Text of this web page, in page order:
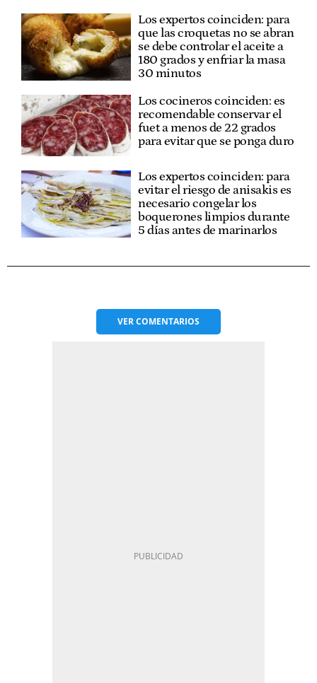
Los expertos coinciden: para
que las croquetas no se abran
se debe controlar el aceite a
180 grados y enfriar la masa
30 minutos
Los cocineros coinciden: es
recomendable conservar el
fuet a menos de 22 grados
para evitar que se ponga duro
Los expertos coinciden: para
evitar el riesgo de anisakis es
necesario congelar los
boquerones limpios durante
5 días antes de marinarlos
VERCOMENTARIOS